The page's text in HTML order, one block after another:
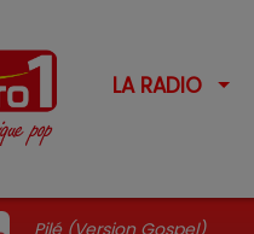
LA RADIO